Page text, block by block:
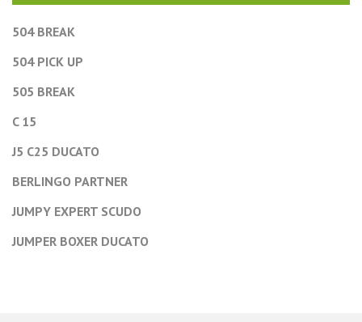
504 BREAK
504 PICK UP
505 BREAK
C 15
J5 C25 DUCATO
BERLINGO PARTNER
JUMPY EXPERT SCUDO
JUMPER BOXER DUCATO